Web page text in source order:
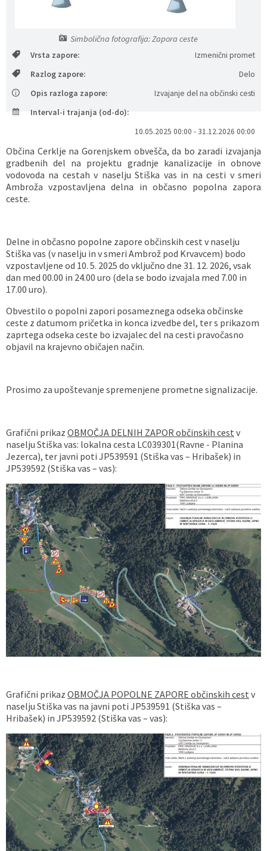
Simbolična fotografija: Zapora ceste
Vrsta zapore:
Izmenični promet
Razlog zapore:
Delo
Opis razloga zapore:
Izvajanje del na občinski cesti
Interval-i trajanja (od-do):
10.05.2025 00:00 - 31.12.2026 00:00
Občina Cerklje na Gorenjskem obvešča, da bo zaradi izvajanja
gradbenih del na projektu gradnje kanalizacije in obnove
vodovoda na cestah v naselju Stiška vas in na cesti v smeri
Ambroža vzpostavljena delna in občasno popolna zapora
ceste.
Delne in občasno popolne zapore občinskih cest v naselju
Stiška vas (v naselju in v smeri Ambrož pod Krvavcem) bodo
vzpostavljene od 10. 5. 2025 do vključno dne 31. 12. 2026, vsak
dan med 00.00 in 24.00 uro (dela se bodo izvajala med 7.00 in
17.00 uro).
Obvestilo o popolni zapori posameznega odseka občinske
ceste z datumom pričetka in konca izvedbe del, ter s prikazom
zaprtega odseka ceste bo izvajalec del na cesti pravočasno
objavil na krajevno običajen način.
Prosimo za upoštevanje spremenjene prometne signalizacije.
Grafični prikaz OBMOČJA DELNIH ZAPOR občinskih cest v
naselju Stiška vas: lokalna cesta LC039301(Ravne - Planina
Jezerca), ter javni poti JP539591 (Stiška vas – Hribašek) in
JP539592 (Stiška vas – vas):
Grafični prikaz OBMOČJA POPOLNE ZAPORE občinskih cest v
naselju Stiška vas na javni poti JP539591 (Stiška vas –
Hribašek) in JP539592 (Stiška vas – vas):
Medobčinski inšpektorat
Gasilstvo, zaščita in reševanje